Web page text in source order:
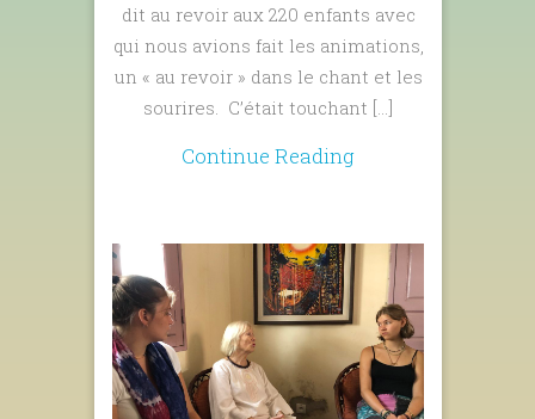
dit au revoir aux 220 enfants avec
qui nous avions fait les animations,
un « au revoir » dans le chant et les
sourires. C’était touchant […]
Continue Reading